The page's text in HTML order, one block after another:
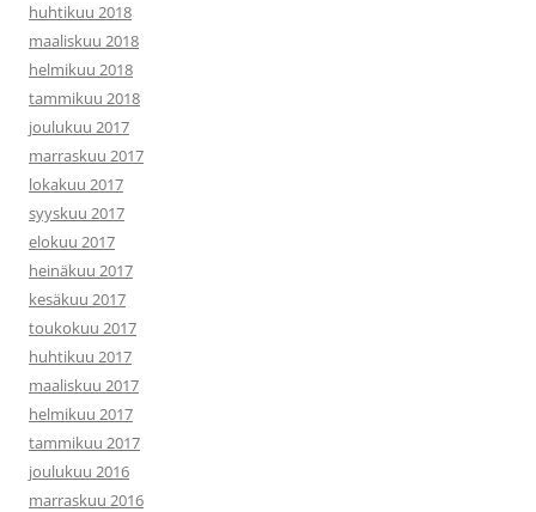
huhtikuu 2018
maaliskuu 2018
helmikuu 2018
tammikuu 2018
joulukuu 2017
marraskuu 2017
lokakuu 2017
syyskuu 2017
elokuu 2017
heinäkuu 2017
kesäkuu 2017
toukokuu 2017
huhtikuu 2017
maaliskuu 2017
helmikuu 2017
tammikuu 2017
joulukuu 2016
marraskuu 2016